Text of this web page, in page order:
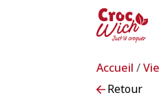
Accueil /
Retour